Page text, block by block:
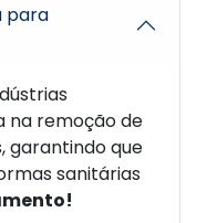
para
na remoção de
garantindo que
sanitárias